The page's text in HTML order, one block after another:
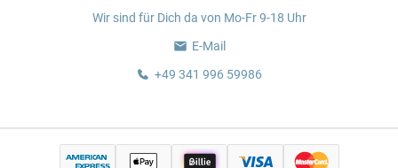
Wir sind für Dich da von Mo-Fr 9-18 Uhr
E-Mail
+49 341 996 59986